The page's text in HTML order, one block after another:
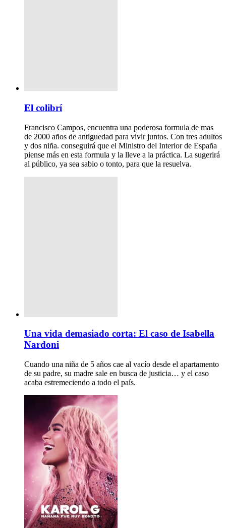
El colibrí
Francisco Campos, encuentra una poderosa formula de mas
de 2000 años de antiguedad para vivir juntos. Con tres adultos
y dos niña. conseguirá que el Ministro del Interior de España
piense más en esta formula y la lleve a la práctica. La sugerirá
al público, ya sea sabio o tonto, para que la resuelva.
Una vida demasiado corta: El caso de Isabella
Nardoni
Cuando una niña de 5 años cae al vacío desde el apartamento
de su padre, su madre sale en busca de justicia… y el caso
acaba estremeciendo a todo el país.